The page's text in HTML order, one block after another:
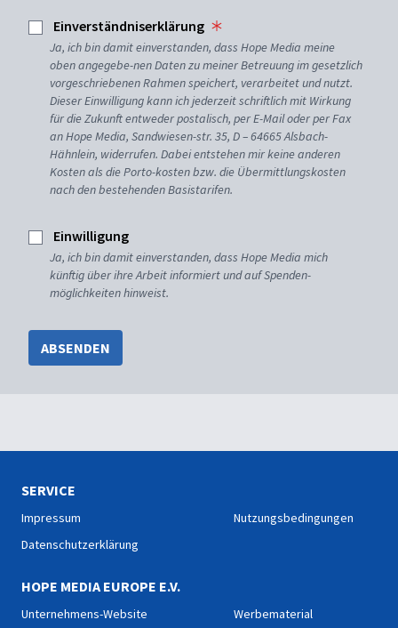
Einverständniserklärung
Ja, ich bin damit einverstanden, dass Hope Media meine
oben angegebe-nen Daten zu meiner Betreuung im gesetzlich
vorgeschriebenen Rahmen speichert, verarbeitet und nutzt.
Dieser Einwilligung kann ich jederzeit schriftlich mit Wirkung
für die Zukunft entweder postalisch, per E-Mail oder per Fax
an Hope Media, Sandwiesen-str. 35, D – 64665 Alsbach-
Hähnlein, widerrufen. Dabei entstehen mir keine anderen
Kosten als die Porto-kosten bzw. die Übermittlungskosten
nach den bestehenden Basistarifen.
Einwilligung
Ja, ich bin damit einverstanden, dass Hope Media mich
künftig über ihre Arbeit informiert und auf Spenden-
möglichkeiten hinweist.
ABSENDEN
SERVICE
Impressum
Datenschutzerklärung
Nutzungsbedingungen
HOPE MEDIA EUROPE E.V.
Unternehmens-Website
Werbematerial